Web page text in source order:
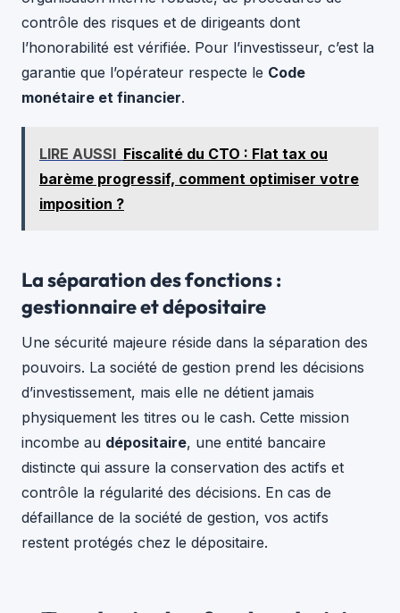
contrôle des risques et de dirigeants dont
l’honorabilité est vérifiée. Pour l’investisseur, c’est la
garantie que l’opérateur respecte le Code
monétaire et financier.
LIRE AUSSI Fiscalité du CTO : Flat tax ou
barème progressif, comment optimiser votre
imposition ?
La séparation des fonctions :
gestionnaire et dépositaire
Une sécurité majeure réside dans la séparation des
pouvoirs. La société de gestion prend les décisions
d’investissement, mais elle ne détient jamais
physiquement les titres ou le cash. Cette mission
incombe au dépositaire, une entité bancaire
distincte qui assure la conservation des actifs et
contrôle la régularité des décisions. En cas de
défaillance de la société de gestion, vos actifs
restent protégés chez le dépositaire.